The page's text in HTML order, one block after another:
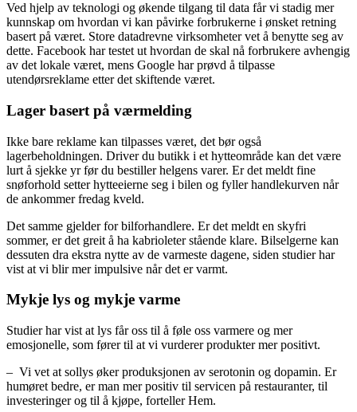
Ved hjelp av teknologi og økende tilgang til data får vi stadig mer
kunnskap om hvordan vi kan påvirke forbrukerne i ønsket retning
basert på været. Store datadrevne virksomheter vet å benytte seg av
dette. Facebook har testet ut hvordan de skal nå forbrukere avhengig
av det lokale været, mens Google har prøvd å tilpasse
utendørsreklame etter det skiftende været.
Lager basert på værmelding
Ikke bare reklame kan tilpasses været, det bør også
lagerbeholdningen. Driver du butikk i et hytteområde kan det være
lurt å sjekke yr før du bestiller helgens varer. Er det meldt fine
snøforhold setter hytteeierne seg i bilen og fyller handlekurven når
de ankommer fredag kveld.
Det samme gjelder for bilforhandlere. Er det meldt en skyfri
sommer, er det greit å ha kabrioleter stående klare. Bilselgerne kan
dessuten dra ekstra nytte av de varmeste dagene, siden studier har
vist at vi blir mer impulsive når det er varmt.
Mykje lys og mykje varme
Studier har vist at lys får oss til å føle oss varmere og mer
emosjonelle, som fører til at vi vurderer produkter mer positivt.
– Vi vet at sollys øker produksjonen av serotonin og dopamin. Er
humøret bedre, er man mer positiv til servicen på restauranter, til
investeringer og til å kjøpe, forteller Hem.